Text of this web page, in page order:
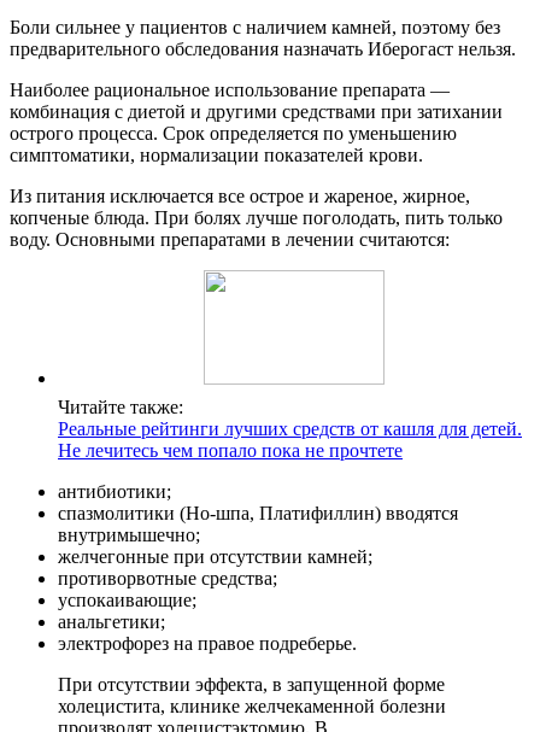
Боли сильнее у пациентов с наличием камней, поэтому без
предварительного обследования назначать Иберогаст нельзя.
Наиболее рациональное использование препарата —
комбинация с диетой и другими средствами при затихании
острого процесса. Срок определяется по уменьшению
симптоматики, нормализации показателей крови.
Из питания исключается все острое и жареное, жирное,
копченые блюда. При болях лучше поголодать, пить только
воду. Основными препаратами в лечении считаются:
Читайте также:
Реальные рейтинги лучших средств от кашля для детей.
Не лечитесь чем попало пока не прочтете
антибиотики;
спазмолитики (Но-шпа, Платифиллин) вводятся
внутримышечно;
желчегонные при отсутствии камней;
противорвотные средства;
успокаивающие;
анальгетики;
электрофорез на правое подреберье.
При отсутствии эффекта, в запущенной форме
холецистита, клинике желчекаменной болезни
производят холецистэктомию. В